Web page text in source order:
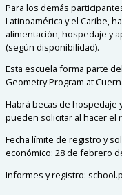
Para los demás
Latinoamérica y el Caribe,
alimentación, hospedaje y
(según disponibilidad).
Esta escuela forma parte
Geometry Program at
Habrá becas de hospedaje
pueden solicitar al hacer el
Fecha límite de registro y
económico: 28 de febrero
Informes y registro: